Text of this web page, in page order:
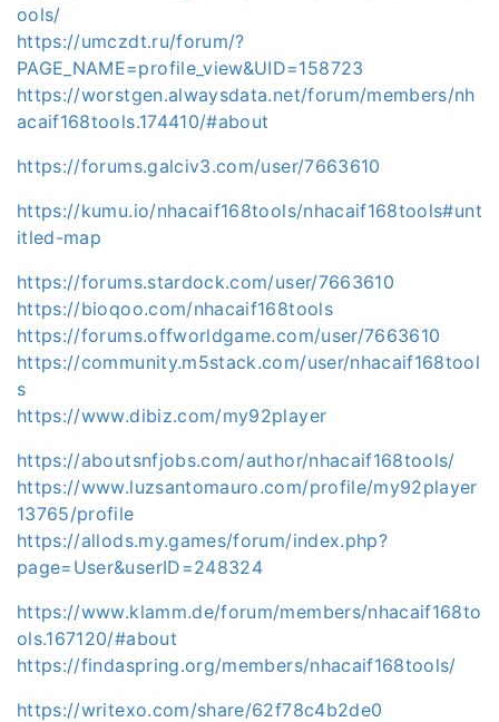
ools/
https://umczdt.ru/forum/?
PAGE_NAME=profile_view&UID=158723
https://worstgen.alwaysdata.net/forum/members/nh
acaif168tools.174410/#about
https://forums.galciv3.com/user/7663610
https://kumu.io/nhacaif168tools/nhacaif168tools#unt
itled-map
https://forums.stardock.com/user/7663610
https://bioqoo.com/nhacaif168tools
https://forums.offworldgame.com/user/7663610
https://community.m5stack.com/user/nhacaif168tool
s
https://www.dibiz.com/my92player
https://aboutsnfjobs.com/author/nhacaif168tools/
https://www.luzsantomauro.com/profile/my92player
13765/profile
https://allods.my.games/forum/index.php?
page=User&userID=248324
https://www.klamm.de/forum/members/nhacaif168to
ols.167120/#about
https://findaspring.org/members/nhacaif168tools/
https://writexo.com/share/62f78c4b2de0